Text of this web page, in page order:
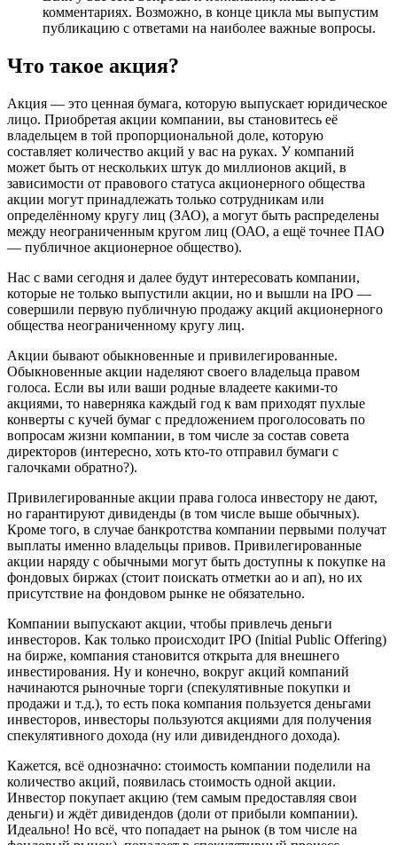
комментариях. Возможно, в конце цикла мы выпустим
публикацию с ответами на наиболее важные вопросы.
Что такое акция?
Акция — это ценная бумага, которую выпускает юридическое
лицо. Приобретая акции компании, вы становитесь её
владельцем в той пропорциональной доле, которую
составляет количество акций у вас на руках. У компаний
может быть от нескольких штук до миллионов акций, в
зависимости от правового статуса акционерного общества
акции могут принадлежать только сотрудникам или
определённому кругу лиц (ЗАО), а могут быть распределены
между неограниченным кругом лиц (ОАО, а ещё точнее ПАО
— публичное акционерное общество).
Нас с вами сегодня и далее будут интересовать компании,
которые не только выпустили акции, но и вышли на IPO —
совершили первую публичную продажу акций акционерного
общества неограниченному кругу лиц.
Акции бывают обыкновенные и привилегированные.
Обыкновенные акции наделяют своего владельца правом
голоса. Если вы или ваши родные владеете какими-то
акциями, то наверняка каждый год к вам приходят пухлые
конверты с кучей бумаг с предложением проголосовать по
вопросам жизни компании, в том числе за состав совета
директоров (интересно, хоть кто-то отправил бумаги с
галочками обратно?).
Привилегированные акции права голоса инвестору не дают,
но гарантируют дивиденды (в том числе выше обычных).
Кроме того, в случае банкротства компании первыми получат
выплаты именно владельцы привов. Привилегированные
акции наряду с обычными могут быть доступны к покупке на
фондовых биржах (стоит поискать отметки ао и ап), но их
присутствие на фондовом рынке не обязательно.
Компании выпускают акции, чтобы привлечь деньги
инвесторов. Как только происходит IPO (Initial Public Offering)
на бирже, компания становится открыта для внешнего
инвестирования. Ну и конечно, вокруг акций компаний
начинаются рыночные торги (спекулятивные покупки и
продажи и т.д.), то есть пока компания пользуется деньгами
инвесторов, инвесторы пользуются акциями для получения
спекулятивного дохода (ну или дивидендного дохода).
Кажется, всё однозначно: стоимость компании поделили на
количество акций, появилась стоимость одной акции.
Инвестор покупает акцию (тем самым предоставляя свои
деньги) и ждёт дивидендов (доли от прибыли компании).
Идеально! Но всё, что попадает на рынок (в том числе на